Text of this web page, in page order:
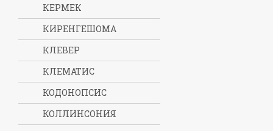
КЕРМЕК
КИРЕНГЕШОМА
КЛЕВЕР
КЛЕМАТИС
КОДОНОПСИС
КОЛЛИНСОНИЯ